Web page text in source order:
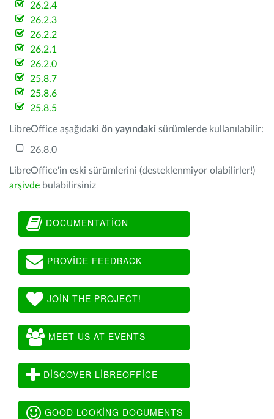
26.2.4
26.2.3
26.2.2
26.2.1
26.2.0
25.8.7
25.8.6
25.8.5
LibreOffice aşağıdaki ön yayındaki sürümlerde kullanılabilir:
26.8.0
LibreOffice'in eski sürümlerini (desteklenmiyor olabilirler!)
arşivde bulabilirsiniz
DOCUMENTATION
PROVIDE FEEDBACK
JOIN THE PROJECT!
MEET US AT EVENTS
DISCOVER LIBREOFFICE
GOOD LOOKING DOCUMENTS